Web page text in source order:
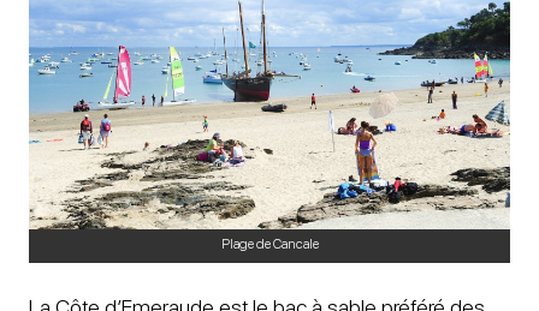
Plage de Cancale